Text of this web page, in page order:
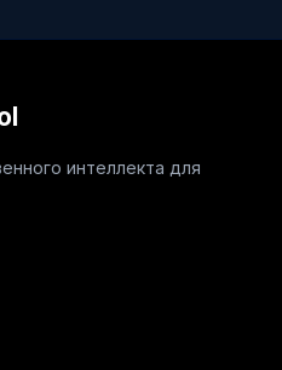
интеллекта для